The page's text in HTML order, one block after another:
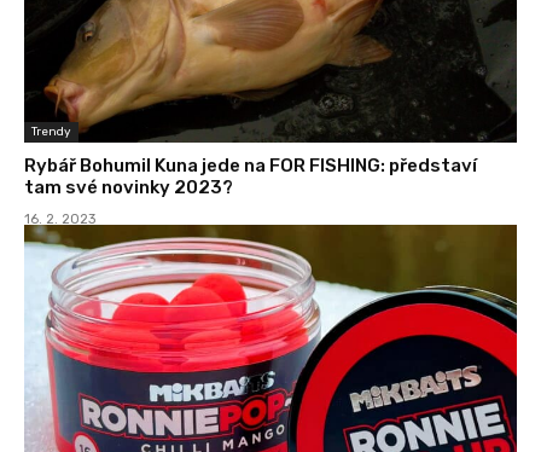
Trendy
Rybář Bohumil Kuna jede na FOR FISHING: představí
tam své novinky 2023?
16. 2. 2023